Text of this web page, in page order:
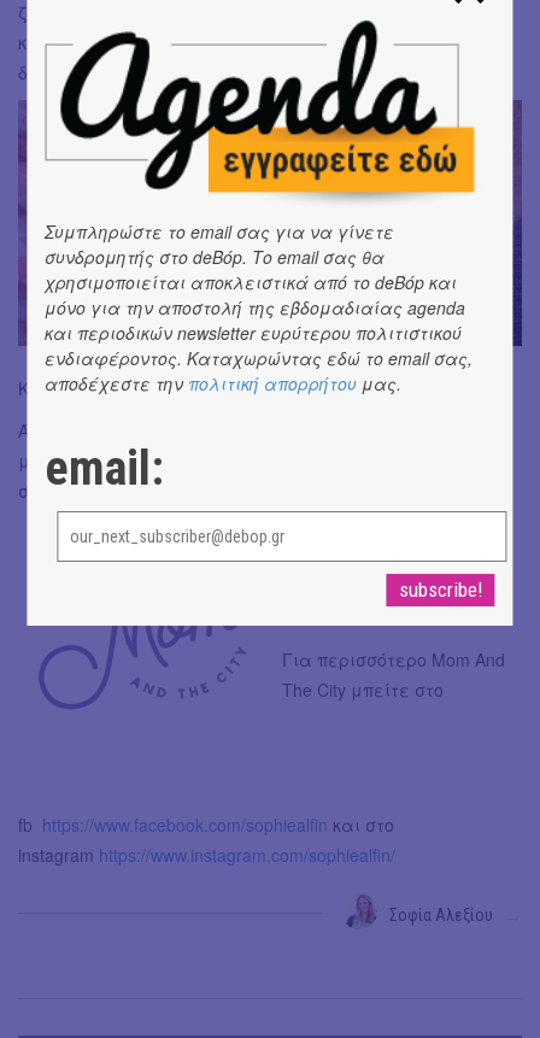
ζητάμε να κάνει την αντίθετη έκφραση απο αυτή που
κάνουμε εμείς (γέλιο εμείς θλίψη αυτό). Κατα τη
διάρκεια εξηγούμε τους κανόνες όσες φορές χρειαστεί.
Καλά παιχνίδια εύχομαι!
Άν έχετε κι εσείς κάποια παιχνίδια συναισθημάτων να
μας πείτε ή κάποια βιβλία που βοηθούν στην αναγνώριση
συναισθημάτων, περιμένω να σας ακούσω με χαρά!
Για περισσότερο Mom And
The City μπείτε στο
fb https://www.facebook.com/sophiealfin και στο
instagram https://www.instagram.com/sophiealfin/
Σοφία Αλεξίου
Συμπληρώστε το email σας για να γίνετε
συνδρομητής στο deBόp. Το email σας θα
χρησιμοποιείται αποκλειστικά από το deBόp και
μόνο για την αποστολή της εβδομαδιαίας agenda
και περιοδικών newsletter ευρύτερου πολιτιστικού
ενδιαφέροντος. Καταχωρώντας εδώ το email σας,
αποδέχεστε την πολιτική απορρήτου μας.
email: